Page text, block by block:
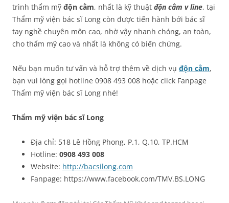
trình thẩm mỹ độn cằm, nhất là kỹ thuật độn cằm v line, tại
Thẩm mỹ viện bác sĩ Long còn được tiến hành bởi bác sĩ
tay nghề chuyên môn cao, nhờ vậy nhanh chóng, an toàn,
cho thẩm mỹ cao và nhất là không có biến chứng.
Nếu bạn muốn tư vấn và hỗ trợ thêm về dịch vụ độn cằm,
bạn vui lòng gọi hotline 0908 493 008 hoặc click Fanpage
Thẩm mỹ viện bác sĩ Long nhé!
Thẩm mỹ viện bác sĩ Long
Địa chỉ: 518 Lê Hồng Phong, P.1, Q.10, TP.HCM
Hotline: 0908 493 008
Website: http://bacsilong.com
Fanpage: https://www.facebook.com/TMV.BS.LONG